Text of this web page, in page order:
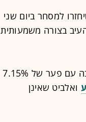
למסחר ביום שני
בצורה משמעותית
צפויה לחזור עם פער שלילי של 8.33% נובה עם פער של 7.15%
ואלביט שאינן